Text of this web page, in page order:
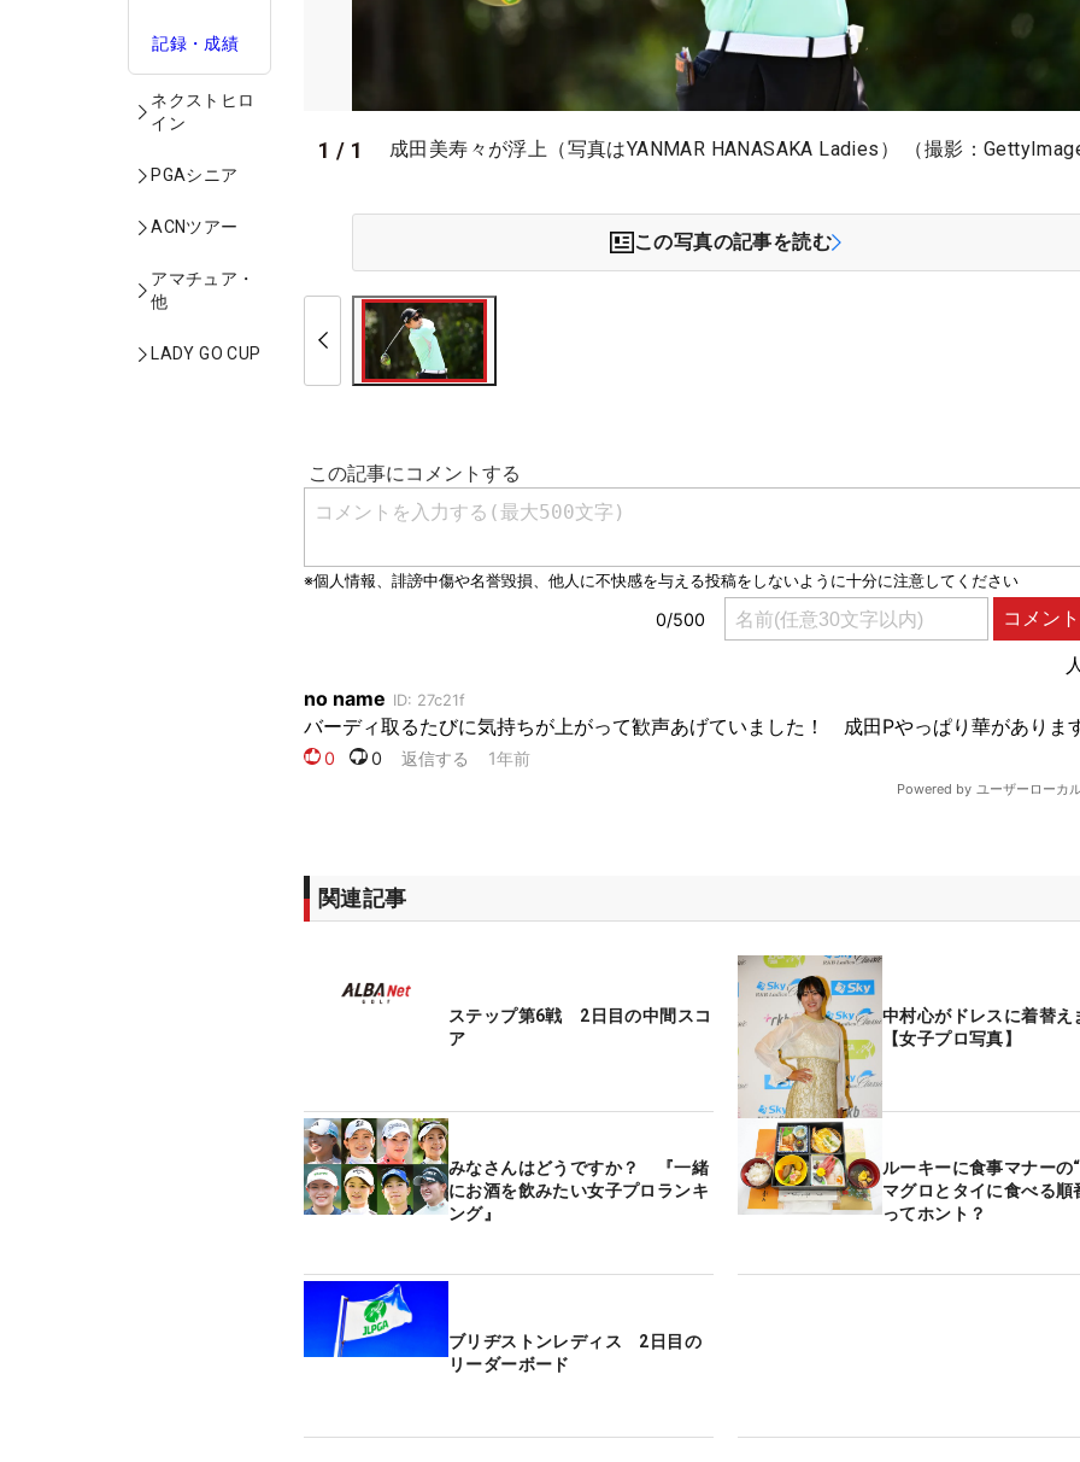
記録・成績
ネクストヒロ
イン
PGAシニア
ACNツアー
アマチュア・
他
LADY GO CUP
1 / 1 成田美寿々が浮上（写真はYANMAR HANASAKA Ladies） （撮影：
この写真の記事を読む
関連記事
ステップ第6戦 2日目の中間スコ
ア
中村心がドレスに着替え
【女子プロ写真】
みなさんはどうですか？ 『一緒
にお酒を飲みたい女子プロランキ
ング』
ルーキーに食事マナー
マグロとタイに食べる順
ってホント？
ブリヂストンレディス 2日目の
リーダーボード